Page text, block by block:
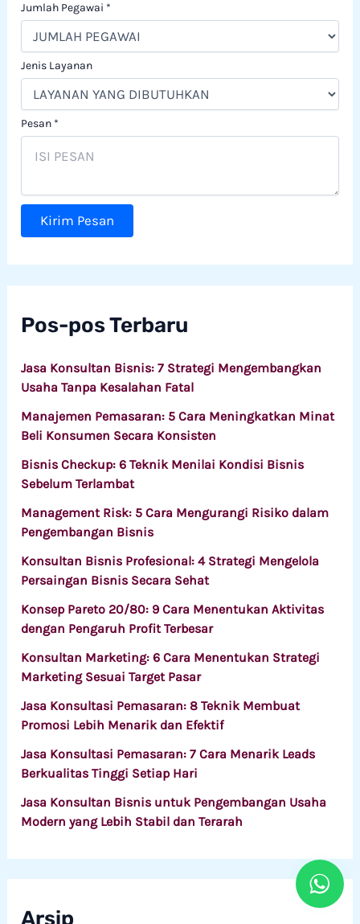
Jumlah Pegawai *
Jenis Layanan
Pesan *
Kirim Pesan
Pos-pos Terbaru
Jasa Konsultan Bisnis: 7 Strategi Mengembangkan
Usaha Tanpa Kesalahan Fatal
Manajemen Pemasaran: 5 Cara Meningkatkan Minat
Beli Konsumen Secara Konsisten
Bisnis Checkup: 6 Teknik Menilai Kondisi Bisnis
Sebelum Terlambat
Management Risk: 5 Cara Mengurangi Risiko dalam
Pengembangan Bisnis
Konsultan Bisnis Profesional: 4 Strategi Mengelola
Persaingan Bisnis Secara Sehat
Konsep Pareto 20/80: 9 Cara Menentukan Aktivitas
dengan Pengaruh Profit Terbesar
Konsultan Marketing: 6 Cara Menentukan Strategi
Marketing Sesuai Target Pasar
Jasa Konsultasi Pemasaran: 8 Teknik Membuat
Promosi Lebih Menarik dan Efektif
Jasa Konsultasi Pemasaran: 7 Cara Menarik Leads
Berkualitas Tinggi Setiap Hari
Jasa Konsultan Bisnis untuk Pengembangan Usaha
Modern yang Lebih Stabil dan Terarah
Arsip